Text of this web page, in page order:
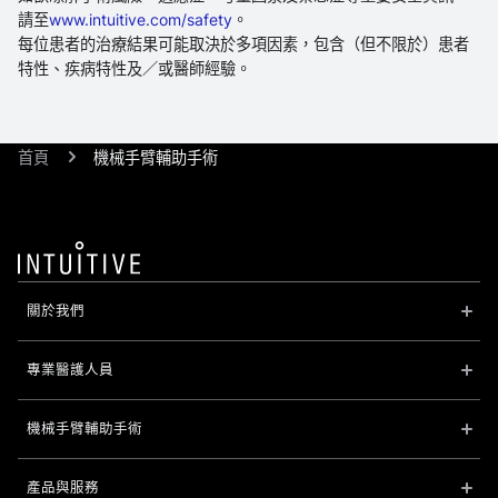
請至www.intuitive.com/safety 。
每位患者的治療結果可能取決於多項因素，包含（但不限於）患者
特性、疾病特性及／或醫師經驗。
首頁 機械手臂輔助手術
關於我們
專業醫護人員
機械手臂輔助手術
產品與服務